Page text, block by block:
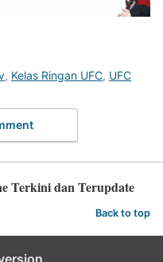
, Kelas Ringan UFC, UFC
Terkini dan Terupdate
Back to top